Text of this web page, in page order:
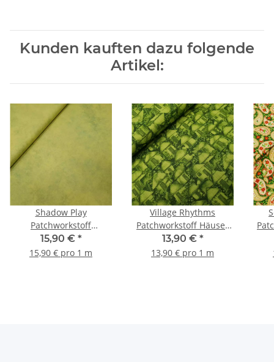
Kunden kauften dazu folgende
Artikel:
Shadow Play
Patchworkstoff
marmoriert hellgrün
15,90 € *
15,90 € pro 1 m
Village Rhythms
Patchworkstoff Häuser
grün
13,90 € *
13,90 € pro 1 m